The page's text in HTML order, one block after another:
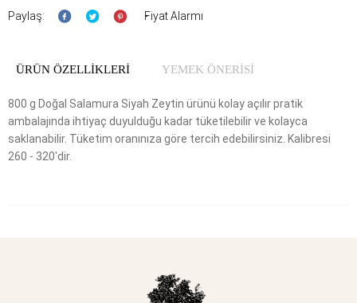
Paylaş: Fiyat Alarmı
ÜRÜN ÖZELLIKLERI YEMEK ÖNERİSİ
800 g Doğal Salamura Siyah Zeytin ürünü kolay açılır pratik
ambalajında ihtiyaç duyulduğu kadar tüketilebilir ve kolayca
saklanabilir. Tüketim oranınıza göre tercih edebilirsiniz. Kalibresi
260 - 320'dir.